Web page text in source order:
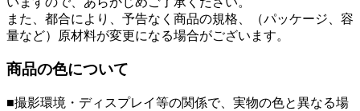
また、都合により、予告なく商品の規格、（パッケージ、容
量など）原材料が変更になる場合がございます。
商品の色について
■撮影環境・ディスプレイ等の関係で、実物の色と異なる場